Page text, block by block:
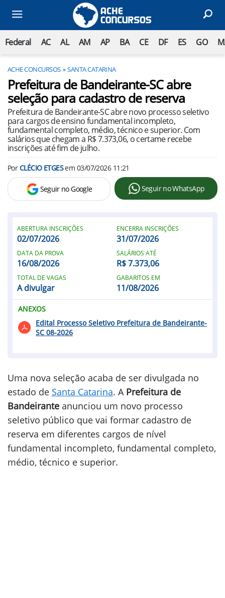
Federal AC AL AM AP BA CE DF ES GO
ACHE CONCURSOS SANTA CATARINA
Prefeitura de Bandeirante-SC abre
seleção para cadastro de reserva
Prefeitura de Bandeirante-SC abre novo processo seletivo
para cargos de ensino fundamental incompleto,
fundamental completo, médio, técnico e superior. Com
salários que chegam a R$ 7.373,06, o certame recebe
inscrições até fim de julho.
PorCLÉCIO ETGESem 03/07/2026 11:21
Seguir no Google Seguir no WhatsApp
Uma nova seleção acaba de ser divulgada no
estado de Santa Catarina. A Prefeitura de
Bandeirante anunciou um novo processo
seletivo público que vai formar cadastro de
reserva em diferentes cargos de nível
fundamental incompleto, fundamental completo,
médio, técnico e superior.
ABERTURA INSCRIÇÕES
02/07/2026
ENCERRA INSCRIÇÕES
31/07/2026
DATA DA PROVA
16/08/2026
SALÁRIOS ATÉ
R$ 7.373,06
TOTAL DE VAGAS
A divulgar
GABARITOS EM
11/08/2026
ANEXOS
Edital Processo Seletivo Prefeitura de Bandeirante-
SC 08-2026